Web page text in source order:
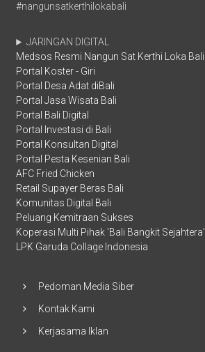
#nangunsatkerthilokabali
JARINGAN DIGITAL
Medsos Resmi Nangun Sat Kerthi Loka Bali
Portal Koster - Giri
Portal Desa Adat diBali
Portal Jasa Wisata Bali
Portal Bali Digital
Portal Investasi di Bali
Portal Konsultan Digital
Portal Pesta Kesenian Bali
AFC Fried Chicken
Retail Supayer Beras Bali
Komunitas Digital Bali
Peluang Kemitraan Sukses
Koperasi Multi Pihak 'Bali Bangkit Sejahtera'
LPK Garuda Collage Indonesia
Pedoman Media Siber
Kontak Kami
Kerjasama Iklan